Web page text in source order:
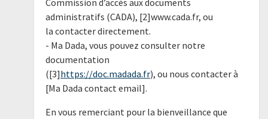
administratifs (CADA), [2]www.cada.fr, ou
la contacter directement.
- Ma Dada, vous pouvez consulter notre
documentation
([3]https://doc.madada.fr), ou nous contacter à
[Ma Dada contact email].
En vous remerciant pour la bienveillance que